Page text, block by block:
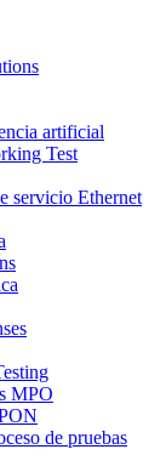
artificial
Test
servicio Ethernet
MPO
de pruebas